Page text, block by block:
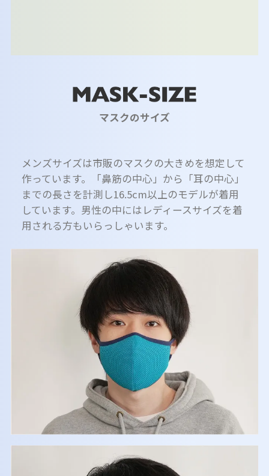
マスクのサイズ
メンズサイズは市販のマスクの大きめを想定して
作っています。「鼻筋の中心」から「耳の中心」
までの長さを計測し16.5cm以上のモデルが着用
しています。男性の中にはレディースサイズを着
用される方もいらっしゃいます。